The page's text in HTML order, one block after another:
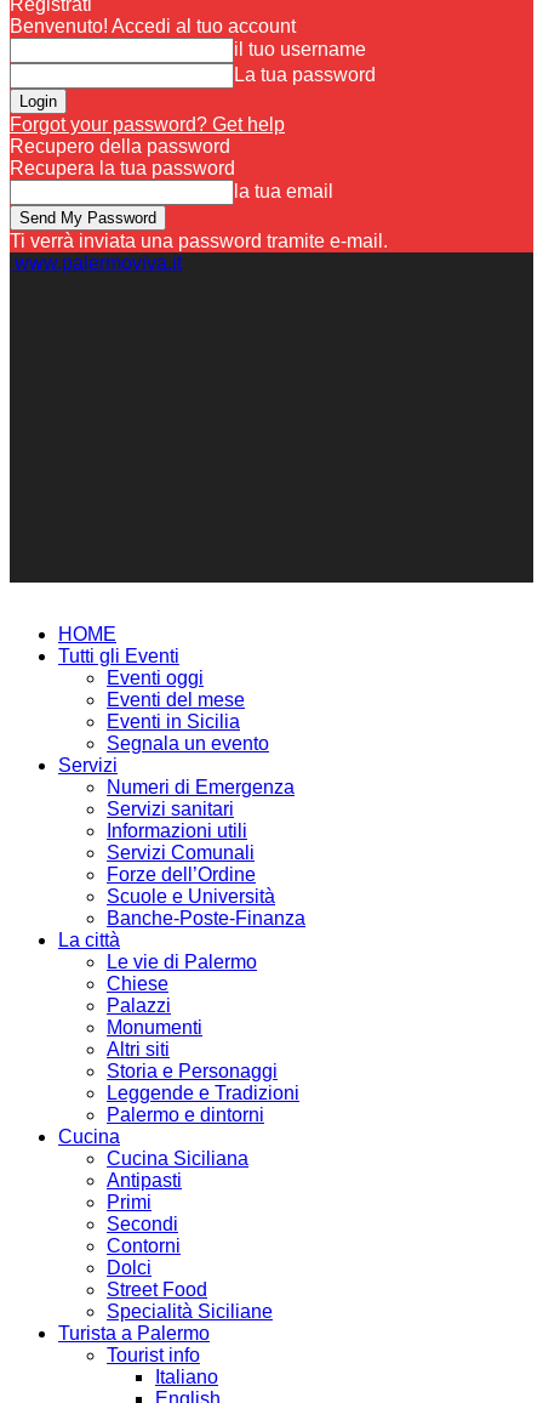
Registrati
Benvenuto! Accedi al tuo account
il tuo username
La tua password
Forgot your password? Get help
Recupero della password
Recupera la tua password
la tua email
Ti verrà inviata una password tramite e-mail.
www.palermoviva.it
HOME
Tutti gli Eventi
Eventi oggi
Eventi del mese
Eventi in Sicilia
Segnala un evento
Servizi
Numeri di Emergenza
Servizi sanitari
Informazioni utili
Servizi Comunali
Forze dell’Ordine
Scuole e Università
Banche-Poste-Finanza
La città
Le vie di Palermo
Chiese
Palazzi
Monumenti
Altri siti
Storia e Personaggi
Leggende e Tradizioni
Palermo e dintorni
Cucina
Cucina Siciliana
Antipasti
Primi
Secondi
Contorni
Dolci
Street Food
Specialità Siciliane
Turista a Palermo
Tourist info
Italiano
English